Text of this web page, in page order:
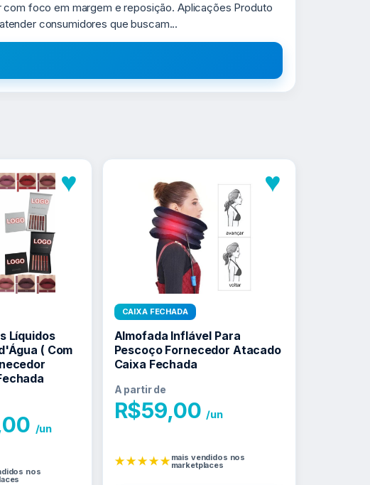
foco em margem e reposição. Aplicações Produto
consumidores que buscam...
♥
Líquidos
( Com
/un
nos
♥
CAIXA FECHADA
Almofada Inflável Para
Pescoço Fornecedor Atacado
Caixa Fechada
A partir de
R$59,00 /un
★★★★★mais vendidos nos
marketplaces